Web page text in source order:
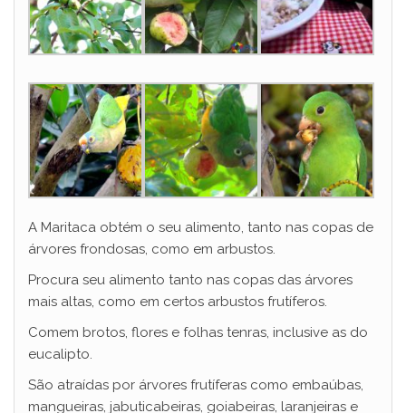
A Maritaca obtém o seu alimento, tanto nas copas de
árvores frondosas, como em arbustos.
Procura seu alimento tanto nas copas das árvores
mais altas, como em certos arbustos frutíferos.
Comem brotos, flores e folhas tenras, inclusive as do
eucalipto.
São atraídas por árvores frutíferas como embaúbas,
mangueiras, jabuticabeiras, goiabeiras, laranjeiras e